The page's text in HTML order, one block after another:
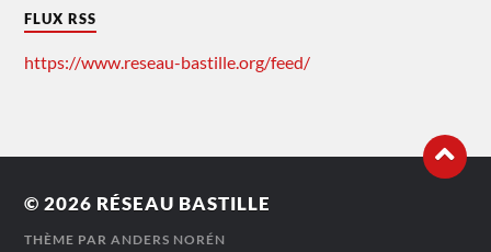
FLUX RSS
https://www.reseau-bastille.org/feed/
© 2026 RÉSEAU BASTILLE
THÈME PARANDERS NORÉN